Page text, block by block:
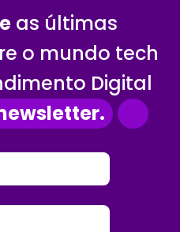
as últimas
o mundo tech
Digital